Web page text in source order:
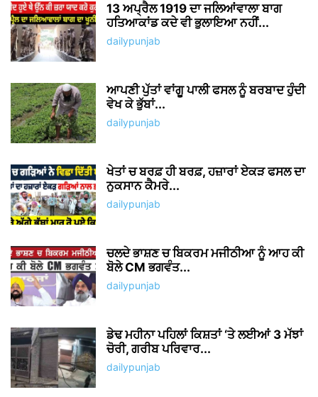
13 ਅਪ੍ਰੈਲ 1919 ਦਾ ਜਲਿਆਂਵਾਲਾ ਬਾਗ
ਹਤਿਆਕਾਂਡ ਕਦੇ ਵੀ ਭੁਲਾਇਆ ਨਹੀਂ...
dailypunjab
ਆਪਣੀ ਪੁੱਤਾਂ ਵਾਂਗੂ ਪਾਲੀ ਫਸਲ ਨੂੰ ਬਰਬਾਦ ਹੁੰਦੀ
ਵੇਖ ਕੇ ਭੁੱਬਾਂ...
dailypunjab
ਖੇਤਾਂ ਚ ਬਰਫ਼ ਹੀ ਬਰਫ਼, ਹਜ਼ਾਰਾਂ ਏਕੜ ਫਸਲ ਦਾ
ਨੁਕਸਾਨ ਕੈਮਰੇ...
dailypunjab
ਚਲਦੇ ਭਾਸ਼ਣ ਚ ਬਿਕਰਮ ਮਜੀਠੀਆ ਨੂੰ ਆਹ ਕੀ
ਬੋਲੇ CM ਭਗਵੰਤ...
dailypunjab
ਡੇਢ ਮਹੀਨਾ ਪਹਿਲਾਂ ਕਿਸ਼ਤਾਂ ‘ਤੇ ਲਈਆਂ 3 ਮੱਝਾਂ
ਚੋਰੀ, ਗਰੀਬ ਪਰਿਵਾਰ...
dailypunjab